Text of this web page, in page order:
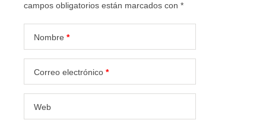
campos obligatorios están marcados con *
Nombre *
Correo electrónico *
Web